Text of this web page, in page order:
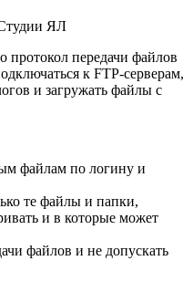
ЯЛ
протокол передачи файлов
к FTP-серверам,
и загружать файлы с
файлам по логину и
те файлы и папки,
и в которые может
файлов и не допускать